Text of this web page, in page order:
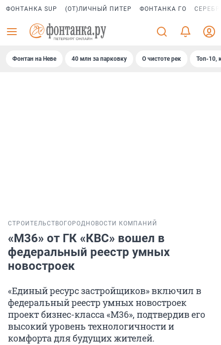
ФОНТАНКА SUP (ОТ)ЛИЧНЫЙ ПИТЕР ФОНТАНКА ГО
Фонтан на Неве 40 млн за парковку О чистоте рек Топ-10,
СТРОИТЕЛЬСТВО ГОРОД НОВОСТИ КОМПАНИЙ
«М36» от ГК «КВС» вошел в
федеральный реестр умных
новостроек
«Единый ресурс застройщиков» включил в
федеральный реестр умных новостроек
проект бизнес-класса «М36», подтвердив его
высокий уровень технологичности и
комфорта для будущих жителей.